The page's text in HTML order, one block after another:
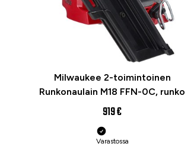
Milwaukee 2-toimintoinen
Runkonaulain M18 FFN-0C, runko
919 €
Varastossa